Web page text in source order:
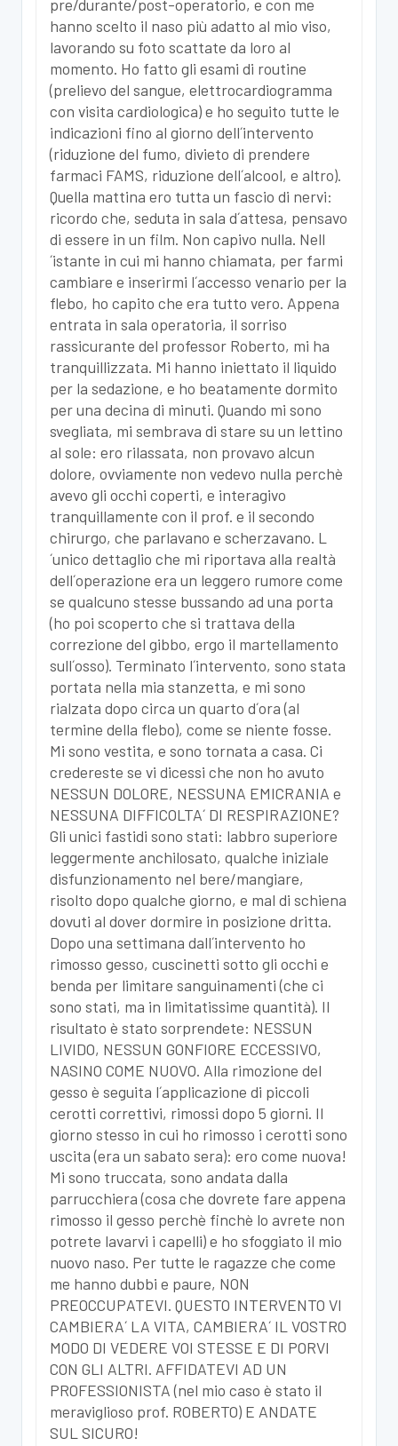
pre/durante/post-operatorio, e con me
hanno scelto il naso più adatto al mio viso,
lavorando su foto scattate da loro al
momento. Ho fatto gli esami di routine
(prelievo del sangue, elettrocardiogramma
con visita cardiologica) e ho seguito tutte le
indicazioni fino al giorno dell´intervento
(riduzione del fumo, divieto di prendere
farmaci FAMS, riduzione dell´alcool, e altro).
Quella mattina ero tutta un fascio di nervi:
ricordo che, seduta in sala d´attesa, pensavo
di essere in un film. Non capivo nulla. Nell
´istante in cui mi hanno chiamata, per farmi
cambiare e inserirmi l´accesso venario per la
flebo, ho capito che era tutto vero. Appena
entrata in sala operatoria, il sorriso
rassicurante del professor Roberto, mi ha
tranquillizzata. Mi hanno iniettato il liquido
per la sedazione, e ho beatamente dormito
per una decina di minuti. Quando mi sono
svegliata, mi sembrava di stare su un lettino
al sole: ero rilassata, non provavo alcun
dolore, ovviamente non vedevo nulla perchè
avevo gli occhi coperti, e interagivo
tranquillamente con il prof. e il secondo
chirurgo, che parlavano e scherzavano. L
´unico dettaglio che mi riportava alla realtà
dell´operazione era un leggero rumore come
se qualcuno stesse bussando ad una porta
(ho poi scoperto che si trattava della
correzione del gibbo, ergo il martellamento
sull´osso). Terminato l´intervento, sono stata
portata nella mia stanzetta, e mi sono
rialzata dopo circa un quarto d´ora (al
termine della flebo), come se niente fosse.
Mi sono vestita, e sono tornata a casa. Ci
credereste se vi dicessi che non ho avuto
NESSUN DOLORE, NESSUNA EMICRANIA e
NESSUNA DIFFICOLTA´ DI RESPIRAZIONE?
Gli unici fastidi sono stati: labbro superiore
leggermente anchilosato, qualche iniziale
disfunzionamento nel bere/mangiare,
risolto dopo qualche giorno, e mal di schiena
dovuti al dover dormire in posizione dritta.
Dopo una settimana dall´intervento ho
rimosso gesso, cuscinetti sotto gli occhi e
benda per limitare sanguinamenti (che ci
sono stati, ma in limitatissime quantità). Il
risultato è stato sorprendete: NESSUN
LIVIDO, NESSUN GONFIORE ECCESSIVO,
NASINO COME NUOVO. Alla rimozione del
gesso è seguita l´applicazione di piccoli
cerotti correttivi, rimossi dopo 5 giorni. Il
giorno stesso in cui ho rimosso i cerotti sono
uscita (era un sabato sera): ero come nuova!
Mi sono truccata, sono andata dalla
parrucchiera (cosa che dovrete fare appena
rimosso il gesso perchè finchè lo avrete non
potrete lavarvi i capelli) e ho sfoggiato il mio
nuovo naso. Per tutte le ragazze che come
me hanno dubbi e paure, NON
PREOCCUPATEVI. QUESTO INTERVENTO VI
CAMBIERA´ LA VITA, CAMBIERA´ IL VOSTRO
MODO DI VEDERE VOI STESSE E DI PORVI
CON GLI ALTRI. AFFIDATEVI AD UN
PROFESSIONISTA (nel mio caso è stato il
meraviglioso prof. ROBERTO) E ANDATE
SUL SICURO!